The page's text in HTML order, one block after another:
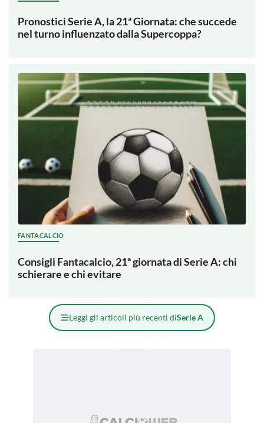
Pronostici Serie A, la 21ª Giornata: che succede
nel turno influenzato dalla Supercoppa?
FANTACALCIO
Consigli Fantacalcio, 21ª giornata di Serie A: chi
schierare e chi evitare
Leggi gli articoli più recenti diSerie A